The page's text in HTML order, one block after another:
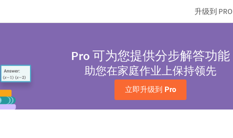
升级到 PRO
Pro可为您提供分步解答功能
助您在家庭作业上保持领先
立即升级到 Pro